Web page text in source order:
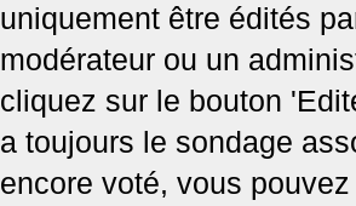
uniquement être édités
modérateur ou un
cliquez sur le bouton
a toujours le sondage
encore voté, vous